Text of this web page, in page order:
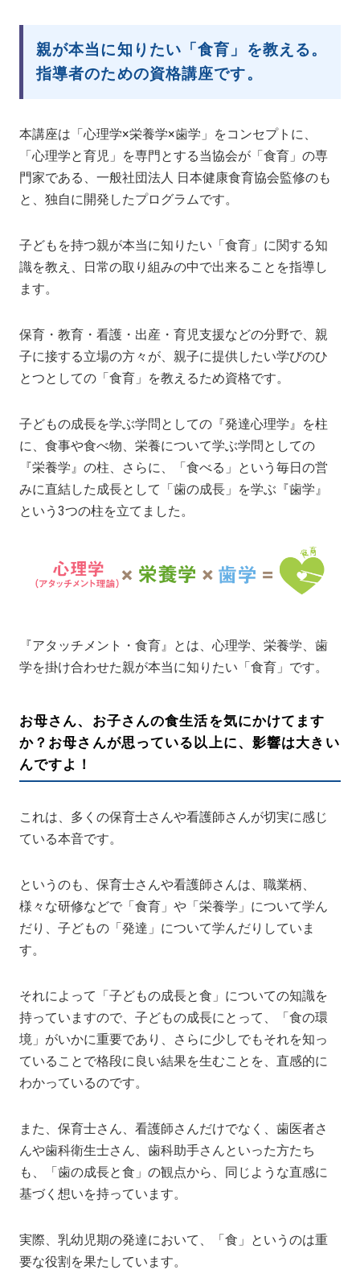
親が本当に知りたい「食育」を教える。
指導者のための資格講座です。
本講座は「心理学×栄養学×歯学」をコンセプトに、
「心理学と育児」を専門とする当協会が「食育」の専
門家である、一般社団法人 日本健康食育協会監修のも
と、独自に開発したプログラムです。
子どもを持つ親が本当に知りたい「食育」に関する知
識を教え、日常の取り組みの中で出来ることを指導し
ます。
保育・教育・看護・出産・育児支援などの分野で、親
子に接する立場の方々が、親子に提供したい学びのひ
とつとしての「食育」を教えるため資格です。
子どもの成長を学ぶ学問としての『発達心理学』を柱
に、食事や食べ物、栄養について学ぶ学問としての
『栄養学』の柱、さらに、「食べる」という毎日の営
みに直結した成長として「歯の成長」を学ぶ『歯学』
という3つの柱を立てました。
『アタッチメント・食育』とは、心理学、栄養学、歯
学を掛け合わせた親が本当に知りたい「食育」です。
お母さん、お子さんの食生活を気にかけてます
か？お母さんが思っている以上に、影響は大きい
んですよ！
これは、多くの保育士さんや看護師さんが切実に感じ
ている本音です。
というのも、保育士さんや看護師さんは、職業柄、
様々な研修などで「食育」や「栄養学」について学ん
だり、子どもの「発達」について学んだりしていま
す。
それによって「子どもの成長と食」についての知識を
持っていますので、子どもの成長にとって、「食の環
境」がいかに重要であり、さらに少しでもそれを知っ
ていることで格段に良い結果を生むことを、直感的に
わかっているのです。
また、保育士さん、看護師さんだけでなく、歯医者さ
んや歯科衛生士さん、歯科助手さんといった方たち
も、「歯の成長と食」の観点から、同じような直感に
基づく想いを持っています。
実際、乳幼児期の発達において、「食」というのは重
要な役割を果たしています。